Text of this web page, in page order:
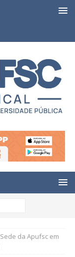
Sede da Apufsc em